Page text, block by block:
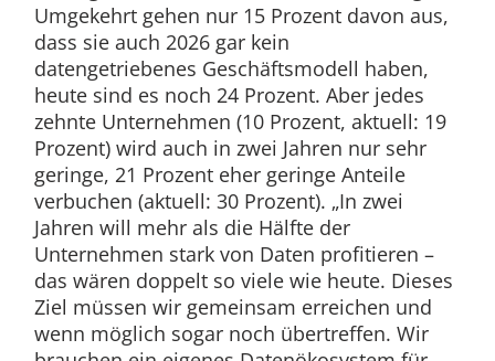
Umgekehrt gehen nur 15 Prozent davon aus,
dass sie auch 2026 gar kein
datengetriebenes Geschäftsmodell haben,
heute sind es noch 24 Prozent. Aber jedes
zehnte Unternehmen (10 Prozent, aktuell: 19
Prozent) wird auch in zwei Jahren nur sehr
geringe, 21 Prozent eher geringe Anteile
verbuchen (aktuell: 30 Prozent). „In zwei
Jahren will mehr als die Hälfte der
Unternehmen stark von Daten profitieren –
das wären doppelt so viele wie heute. Dieses
Ziel müssen wir gemeinsam erreichen und
wenn möglich sogar noch übertreffen. Wir